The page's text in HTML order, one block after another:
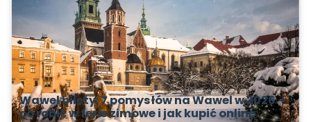
Wawel bilety: 7 pomysłów na Wawel w 2026 –
co robić w ferie zimowe i jak kupić online